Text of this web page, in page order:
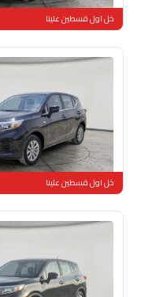
خل اول قسطين علينا
مستعملة 103,146 كم
خل اول قسطين علينا